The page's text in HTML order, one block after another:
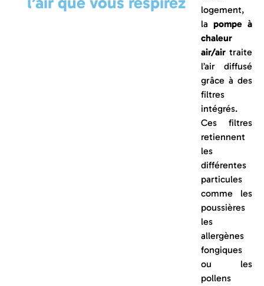
logement,
lapompe à
chaleur
air/air traite
l’air diffusé
grâce à des
filtres
intégrés.
Ces filtres
retiennent
les
différentes
particules
comme les
poussières
les
allergènes
fongiques
ou les
pollens